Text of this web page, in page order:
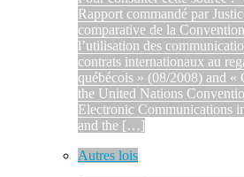
Rapport commandé par
comparative de la
l’utilisation des
contrats internationaux au
québécois » (08/2008) and
the United Nations
Electronic Communications
and the […]
Autres lois